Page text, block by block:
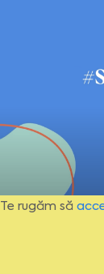
Te rugăm să